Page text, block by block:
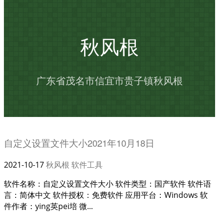
秋风根
广东省茂名市信宜市贵子镇秋风根
自定义设置文件大小2021年10月18日
2021-10-17秋风根 软件工具
软件名称：自定义设置文件大小 软件类型：国产软件 软件语
言：简体中文 软件授权：免费软件 应用平台：Windows 软
件作者：ying英pei培 微...